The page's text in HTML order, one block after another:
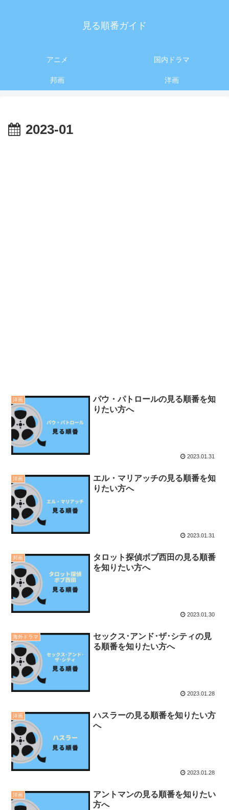
見る順番ガイド
アニメ 国内ドラマ
邦画 洋画
2023-01
洋画
パウ・パトロールの見る順番を知
りたい方へ
2023.01.31
洋画
エル・マリアッチの見る順番を知
りたい方へ
2023.01.31
邦画
タロット探偵ボブ西田の見る順番
を知りたい方へ
2023.01.30
海外ドラマ
セックス･アンド･ザ･シティの見
る順番を知りたい方へ
2023.01.28
洋画
ハスラーの見る順番を知りたい方
へ
2023.01.28
洋画
アントマンの見る順番を知りたい
方へ